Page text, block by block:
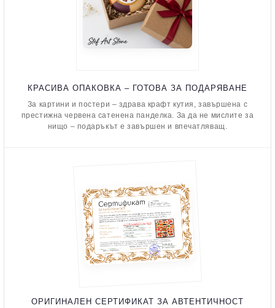
КРАСИВА ОПАКОВКА – ГОТОВА ЗА ПОДАРЯВАНЕ
За картини и постери – здрава крафт кутия, завършена с
престижна червена сатенена панделка. За да не мислите за
нищо – подаръкът е завършен и впечатляващ.
ОРИГИНАЛЕН СЕРТИФИКАТ ЗА АВТЕНТИЧНОСТ